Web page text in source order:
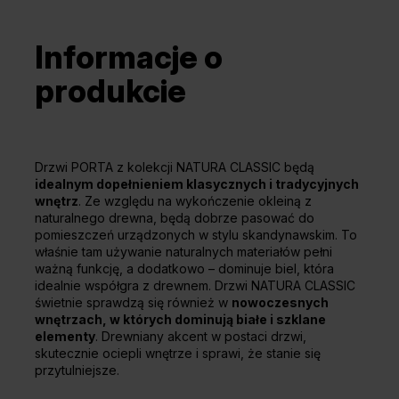
Informacje o
produkcie
Drzwi PORTA z kolekcji NATURA CLASSIC będą
idealnym dopełnieniem klasycznych i tradycyjnych
wnętrz. Ze względu na wykończenie okleiną z
naturalnego drewna, będą dobrze pasować do
pomieszczeń urządzonych w stylu skandynawskim. To
właśnie tam używanie naturalnych materiałów pełni
ważną funkcję, a dodatkowo – dominuje biel, która
idealnie współgra z drewnem. Drzwi NATURA CLASSIC
świetnie sprawdzą się również w nowoczesnych
wnętrzach, w których dominują białe i szklane
elementy. Drewniany akcent w postaci drzwi,
skutecznie ociepli wnętrze i sprawi, że stanie się
przytulniejsze.